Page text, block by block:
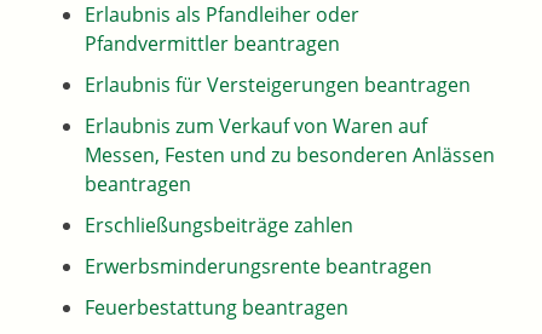
Erlaubnis als Pfandleiher oder
Pfandvermittler beantragen
Erlaubnis für Versteigerungen beantragen
Erlaubnis zum Verkauf von Waren auf
Messen, Festen und zu besonderen Anlässen
beantragen
Erschließungsbeiträge zahlen
Erwerbsminderungsrente beantragen
Feuerbestattung beantragen